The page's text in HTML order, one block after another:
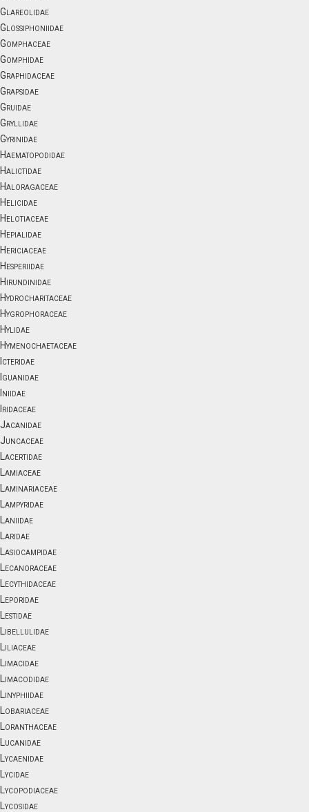
Glareolidae
Glossiphoniidae
Gomphaceae
Gomphidae
Graphidaceae
Grapsidae
Gruidae
Gryllidae
Gyrinidae
Haematopodidae
Halictidae
Haloragaceae
Helicidae
Helotiaceae
Hepialidae
Hericiaceae
Hesperiidae
Hirundinidae
Hydrocharitaceae
Hygrophoraceae
Hylidae
Hymenochaetaceae
Icteridae
Iguanidae
Iniidae
Iridaceae
Jacanidae
Juncaceae
Lacertidae
Lamiaceae
Laminariaceae
Lampyridae
Laniidae
Laridae
Lasiocampidae
Lecanoraceae
Lecythidaceae
Leporidae
Lestidae
Libellulidae
Liliaceae
Limacidae
Limacodidae
Linyphiidae
Lobariaceae
Loranthaceae
Lucanidae
Lycaenidae
Lycidae
Lycopodiaceae
Lycosidae